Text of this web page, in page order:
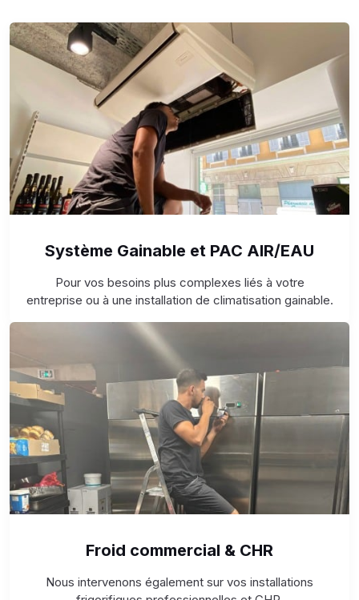
Système Gainable et PAC AIR/EAU
Pour vos besoins plus complexes liés à votre
entreprise ou à une installation de climatisation gainable.
Froid commercial & CHR
Nous intervenons également sur vos installations